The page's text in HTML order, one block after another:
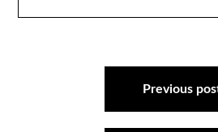
Previous